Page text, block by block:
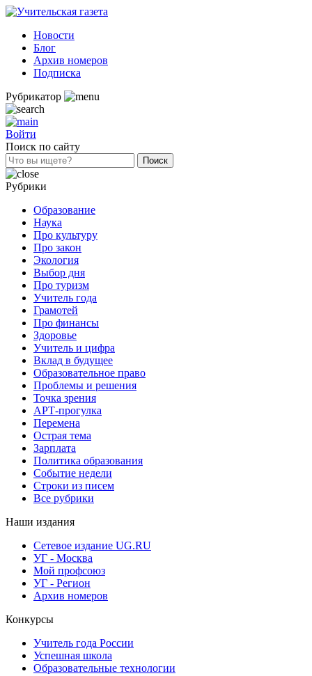
Новости
Блог
Архив номеров
Подписка
Рубрикатор
Войти
Поиск по сайту
Рубрики
Образование
Наука
Про культуру
Про закон
Экология
Выбор дня
Про туризм
Учитель года
Грамотей
Про финансы
Здоровье
Учитель и цифра
Вклад в будущее
Образовательное право
Проблемы и решения
Точка зрения
АРТ-прогулка
Перемена
Острая тема
Зарплата
Политика образования
Событие недели
Строки из писем
Все рубрики
Наши издания
Сетевое издание UG.RU
УГ - Москва
Мой профсоюз
УГ - Регион
Архив номеров
Конкурсы
Учитель года России
Успешная школа
Образовательные технологии